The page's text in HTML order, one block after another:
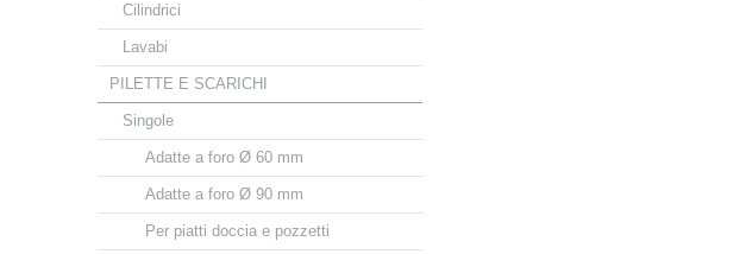
Cilindrici
Lavabi
PILETTE E SCARICHI
Singole
Adatte a foro Ø 60 mm
Adatte a foro Ø 90 mm
Per piatti doccia e pozzetti